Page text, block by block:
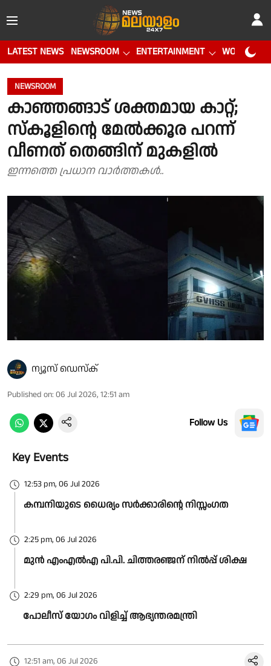
LATEST NEWS NEWSROOM ENTERTAINMENT WORLD CUP
NEWSROOM
കാഞ്ഞങ്ങാട് ശക്തമായ കാറ്റ്;
സ്‌കൂളിന്റെ മേല്‍ക്കൂര പറന്ന്
വീണത് തെങ്ങിന് മുകളില്‍
ഇന്നത്തെ പ്രധാന വാർത്തകൾ..
ന്യൂസ് ഡെസ്ക്
Published on: 06 Jul 2026, 12:51 am
Follow Us
Key Events
12:53 pm, 06 Jul 2026
കമ്പനിയുടെ ധൈര്യം സര്‍ക്കാരിന്റെ നിസ്സംഗത
2:25 pm, 06 Jul 2026
മുന്‍ എംഎല്‍എ പി.പി. ചിത്തരഞ്ജന് നില്‍പ്പ് ശിക്ഷ
2:29 pm, 06 Jul 2026
പോലീസ് യോഗം വിളിച്ച് ആഭ്യന്തരമന്ത്രി
12:51 am, 06 Jul 2026